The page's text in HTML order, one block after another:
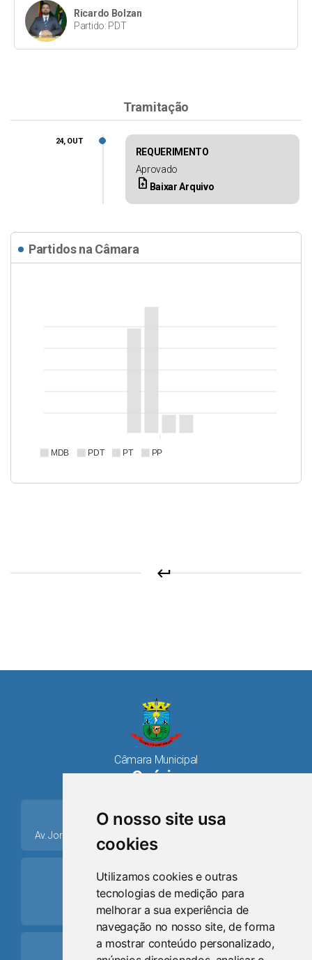
O nosso site usa
cookies
Utilizamos cookies e outras
tecnologias de medição para
melhorar a sua experiência de
navegação no nosso site, de forma
a mostrar conteúdo personalizado,
Ricardo Bolzan
Partido: PDT
Tramitação
REQUERIMENTO
Aprovado
upload_file Baixar Arquivo
24, OUT
Partidos na Câmara
MDB PDT PT PP
keyboard_return
Câmara Municipal
Osório
place
Av. Jorge Dariva, 1211, Centro CEP: 95520.000 - Osório/RS
ring_volume
Telefone
(51) 9 8024-0884
Schedule